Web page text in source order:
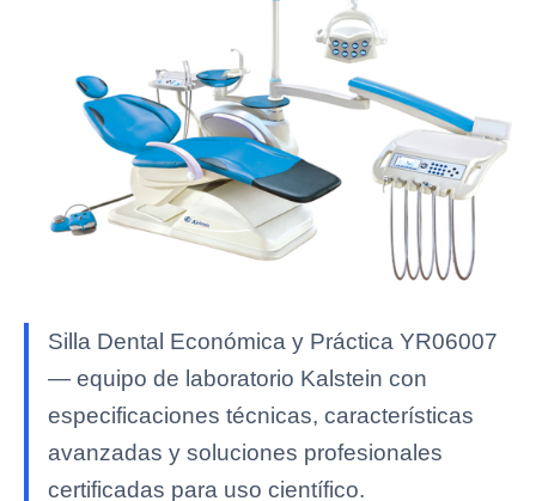
Silla Dental Económica y Práctica YR06007
— equipo de laboratorio Kalstein con
especificaciones técnicas, características
avanzadas y soluciones profesionales
certificadas para uso científico.